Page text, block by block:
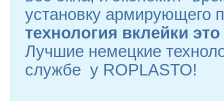
установку армирующего
технология вклейки
Лучшие немецкие
службе у ROPLASTO!